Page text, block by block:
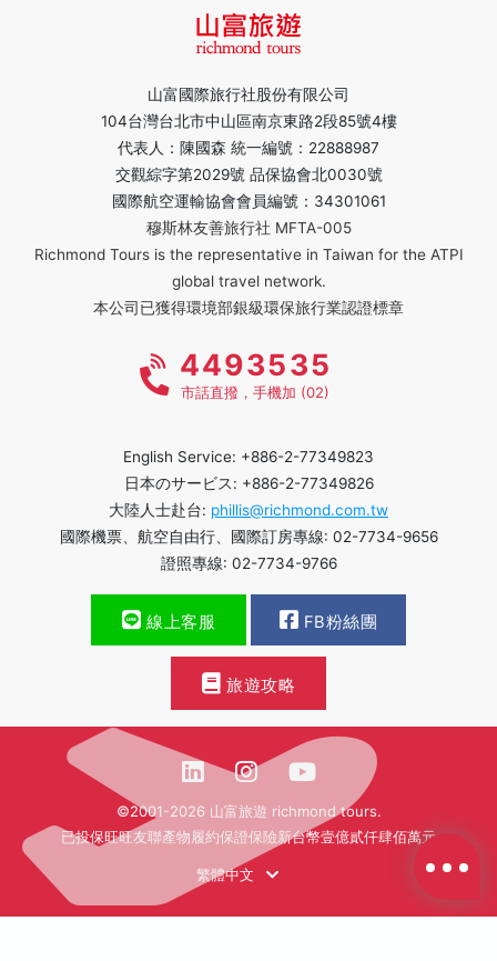
山富國際旅行社股份有限公司
104台灣台北市中山區南京東路2段85號4樓
代表人：陳國森 統一編號：22888987
交觀綜字第2029號 品保協會北0030號
國際航空運輸協會會員編號：34301061
穆斯林友善旅行社 MFTA-005
Richmond Tours is the representative in Taiwan for the ATPI
global travel network.
本公司已獲得環境部銀級環保旅行業認證標章
4493535
市話直撥，手機加 (02)
English Service: +886-2-77349823
日本のサービス: +886-2-77349826
大陸人士赴台: phillis@richmond.com.tw
國際機票、航空自由行、國際訂房專線: 02-7734-9656
證照專線: 02-7734-9766
線上客服 FB粉絲團
旅遊攻略
©2001-2026 山富旅遊 richmond tours.
已投保旺旺友聯產物履約保證保險新台幣壹億貳仟肆佰萬元
繁體中文